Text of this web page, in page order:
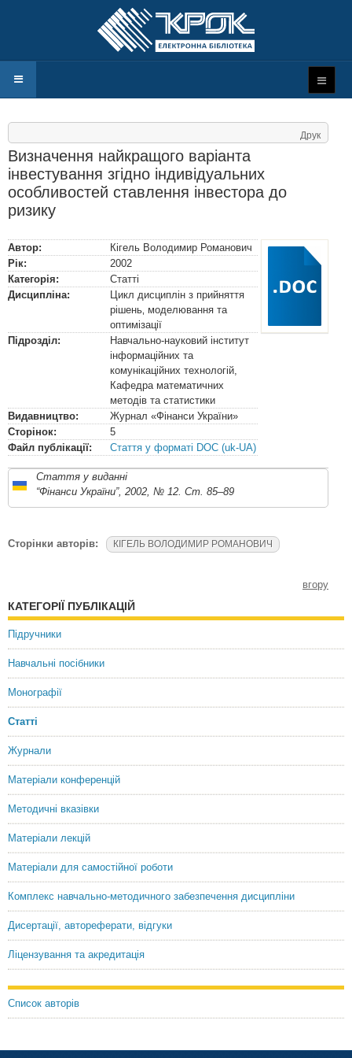
Друк
Визначення найкращого варіанта
інвестування згідно індивідуальних
особливостей ставлення інвестора до
ризику
Автор:
Кігель Володимир Романович
Рік:
2002
Категорія:
Статті
Дисципліна:
Цикл дисциплін з прийняття
рішень‚ моделювання та
оптимізації
Підрозділ:
Навчально-науковий інститут
інформаційних та
комунікаційних технологій,
Кафедра математичних
методів та статистики
Видавництво:
Журнал «Фінанси України»
Сторінок:
5
Файл публікації:
Стаття у форматі DOC (uk-UA)
Стаття у виданні
“Фінанси України”, 2002, № 12. Ст. 85–89
Сторінки авторів: КІГЕЛЬ ВОЛОДИМИР РОМАНОВИЧ
вгору
КАТЕГОРІЇ ПУБЛІКАЦІЙ
Підручники
Навчальні посібники
Монографії
Статті
Журнали
Матеріали конференцій
Методичні вказівки
Матеріали лекцій
Матеріали для самостійної роботи
Комплекс навчально-методичного забезпечення дисципліни
Дисертації, автореферати, відгуки
Ліцензування та акредитація
Список авторів